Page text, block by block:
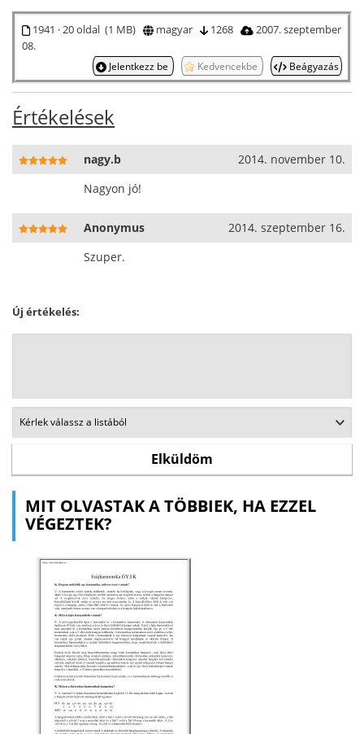
1941 · 20 oldal (1 MB) magyar 1268
2007. szeptember
08.
Jelentkezz be Kedvencekbe Beágyazás
Értékelések
nagy.b
2014. november 10.
Nagyon jó!
Anonymus
2014. szeptember 16.
Szuper.
Új értékelés:
MIT OLVASTAK A TÖBBIEK, HA EZZEL
VÉGEZTEK?